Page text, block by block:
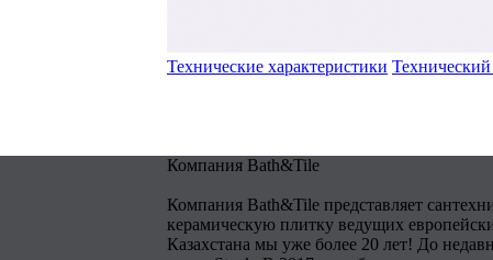
Технические характеристики
Компания Bath&Tile
Компания Bath&Tile представляет
керамическую плитку ведущих
Казахстана мы уже более 20 лет! До